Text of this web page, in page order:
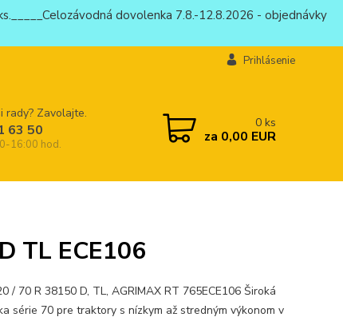
dovolenka 7.8.-12.8.2026 - objednávky
Prihlásenie
rady? Zavolajte.
63 50
16:00 hod.
0 ks
za 0,00 EUR
TL ECE106
/ 70 R 38150 D, TL, AGRIMAX RT 765ECE106 Široká
série 70 pre traktory s nízkym až stredným výkonom v